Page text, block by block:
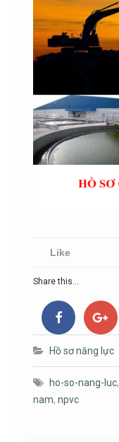
Like
Share this...
Hồ sơ năng lực
ho-so-nang-luc,
nam, npvc